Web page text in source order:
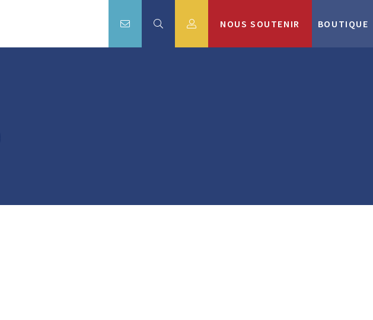
NOUS SOUTENIR BOUTIQUE